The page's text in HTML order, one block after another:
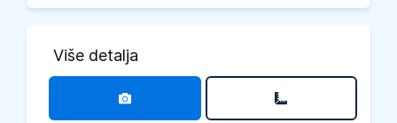
Više detalja